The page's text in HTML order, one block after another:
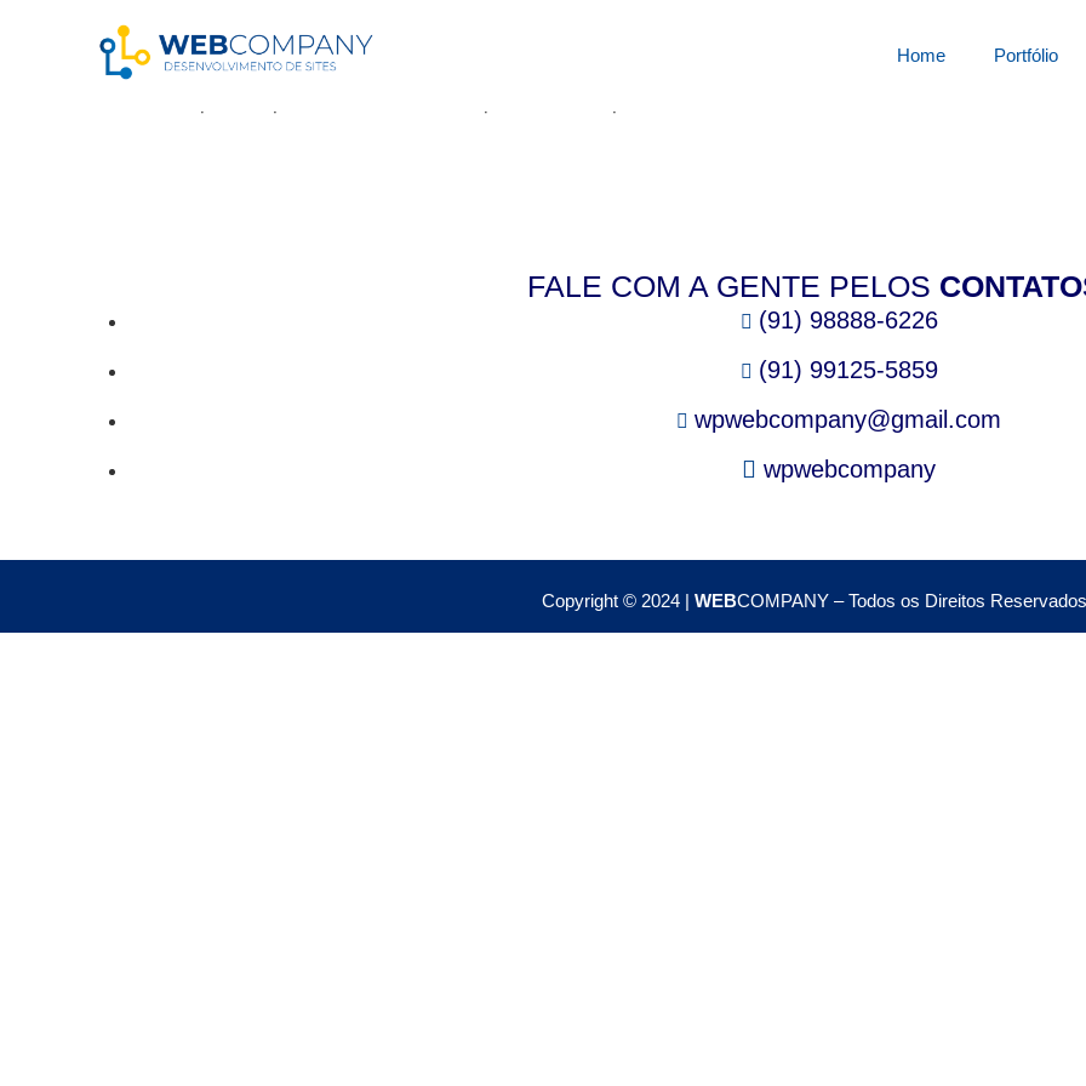
Home Portfólio
Resultados da pesquisa por:
FALE COM A GENTE PELOS
(91) 98888-6226
(91) 99125-5859
wpwebcompany@gmail.com
wpwebcompany
Copyright © 2024 | WEBCOMPANY – Todos os Direitos Reservados